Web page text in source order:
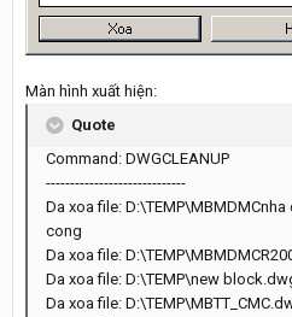
Màn hình xuất hiện:
Quote
Command: DWGCLEANUP
-----------------------------
Da xoa file:
cong
Da xoa file:
Da xoa file: D:\TEMP\new
Da xoa file: